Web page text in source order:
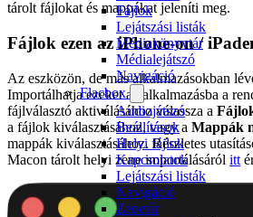
Fájlok
Lejátszási listák
Médiakönyvtár
Médialejátszó
Navigáció
Flacbox
Audiojátszó
Beállítások
Helyi fájlok
Kapcsolatok
Lejátszási listák
Navigáció
Zenetár
tárolt fájlokat és mappákat jeleníti meg.
Fájlok ezen az iPhone-on /
Az eszközön, de más alkalmazásokban
Importálhatja ezeket az alkalmazásba a
fájlválasztó aktiválásához válassza a
a fájlok kiválasztásához, vagy a Mappák
mappák kiválasztásához. Részletes
Macon tárolt helyi zene importálásáról itt